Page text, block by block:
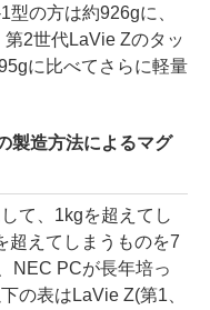
の方は約926gに、
2世代LaVie Zのタッ
に比べてさらに軽量
製造方法によるマグ
て、1kgを超えてし
超えてしまうものを7
NEC PCが長年培っ
の表はLaVie Z(第1、